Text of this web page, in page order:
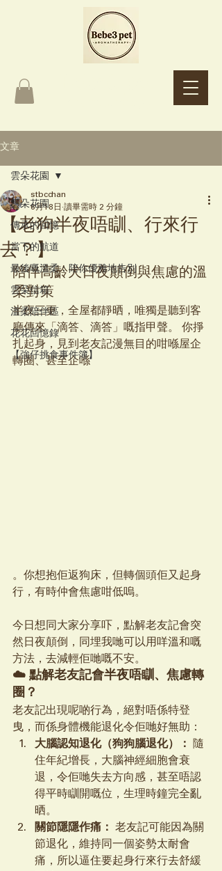
文章
雲朵花園
傳承的回憶
當下的航道
最後嘅溫柔：陪你優雅地告別
雲朵信箱
溫柔陪伴區
花花回憶錄
【強仔挑食事件簿】
雲朵花園
【老狗半夜唔瞓、行來行
去？】
stbcchan
6月18日 讀畢需時 2 分鐘
陪伴高齡犬日夜顛倒與焦慮的溫
柔對策
半夜三更，全屋都靜晒，唯獨是聽到客
廳傳來「滴答、滴答」嘅指甲聲。 你掙
扎起身，見到老友記漫無目的咁喺屋企
轉圈、甚至企喺
。你想抱佢返狗床，但轉個頭佢又起身
行，有時仲會焦慮咁低嗚。
今日想同大家分享吓，點解老友記會突
然日夜顛倒，同埋我哋可以用咩溫和嘅
方法，去減輕佢哋嘅不安。
☁️ 點解老友記會半夜唔瞓、焦慮轉
圈？
老友記出現呢啲行為，絕對唔係特登
曳，而係身體機能退化令佢哋好無助：
大腦認知退化（狗狗腦退化）：
隨
住年紀增長，大腦神經細胞會衰
退，令佢哋失去方向感，甚至唔認
得平時瞓開嘅位，生理時鐘完全亂
晒。
關節隱隱作痛：
老友記可能因為關
節退化，維持同一個姿勢太耐會
痛，所以逼住要起身行來行去舒緩